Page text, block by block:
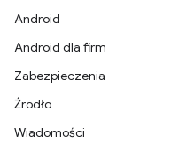
Android
Android dla firm
Zabezpieczenia
Źródło
Wiadomości